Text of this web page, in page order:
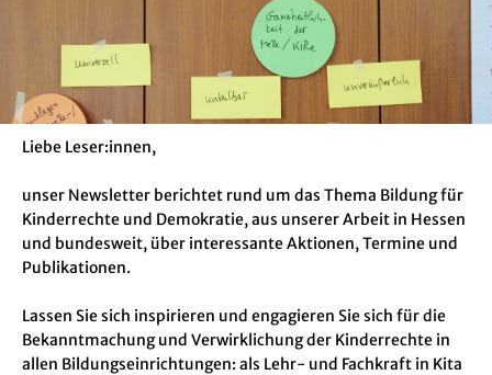
Liebe Leser:innen,
unser Newsletter berichtet rund um das Thema Bildung für
Kinderrechte und Demokratie, aus unserer Arbeit in Hessen
und bundesweit, über interessante Aktionen, Termine und
Publikationen.
Lassen Sie sich inspirieren und engagieren Sie sich für die
Bekanntmachung und Verwirklichung der Kinderrechte in
allen Bildungseinrichtungen: als Lehr- und Fachkraft in Kita